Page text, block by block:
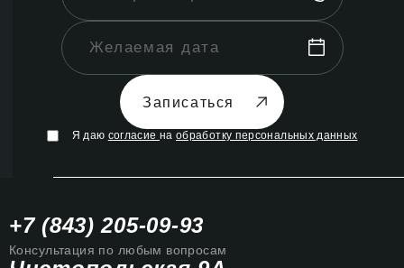
Записаться
Я даю согласие наобработку персональных данных
+7 (843) 205-09-93
Консультация по любым вопросам